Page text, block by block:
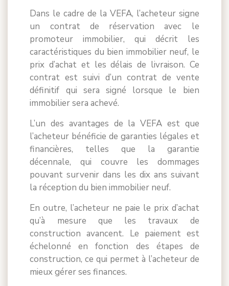
Dans le cadre de la VEFA, l’acheteur signe
un contrat de réservation avec le
promoteur immobilier, qui décrit les
caractéristiques du bien immobilier neuf, le
prix d’achat et les délais de livraison. Ce
contrat est suivi d’un contrat de vente
définitif qui sera signé lorsque le bien
immobilier sera achevé.
L’un des avantages de la VEFA est que
l’acheteur bénéficie de garanties légales et
financières, telles que la garantie
décennale, qui couvre les dommages
pouvant survenir dans les dix ans suivant
la réception du bien immobilier neuf.
En outre, l’acheteur ne paie le prix d’achat
qu’à mesure que les travaux de
construction avancent. Le paiement est
échelonné en fonction des étapes de
construction, ce qui permet à l’acheteur de
mieux gérer ses finances.